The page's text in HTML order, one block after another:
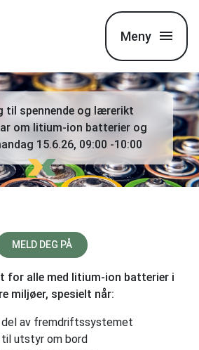
Meny
til spennende og lærerikt
om litium-ion batterier og
15.6.26, 09:00 -10:00
MELD DEG PÅ
for alle med litium-ion batterier i
miljøer, spesielt når:
del av fremdriftssystemet
utstyr om bord